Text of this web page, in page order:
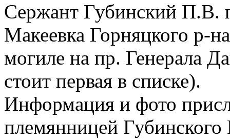
Сержант Губинский П.В.
Макеевка Горняцкого р-
могиле на пр. Генерала
стоит первая в списке).
Информация и фото
племянницей